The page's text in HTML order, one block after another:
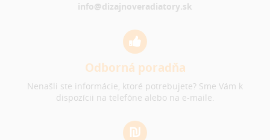
info@dizajnoveradiatory.sk
Odborná poradňa
Nenašli ste informácie, ktoré potrebujete? Sme Vám k
dispozícii na telefóne alebo na e-maile.